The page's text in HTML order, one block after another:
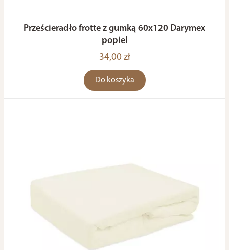
Prześcieradło frotte z gumką 60x120 Darymex
popiel
34,00 zł
Do koszyka